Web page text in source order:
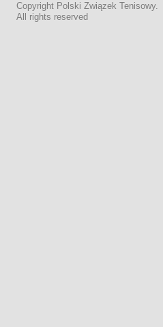
Copyright Polski Związek Tenisowy.
All rights reserved